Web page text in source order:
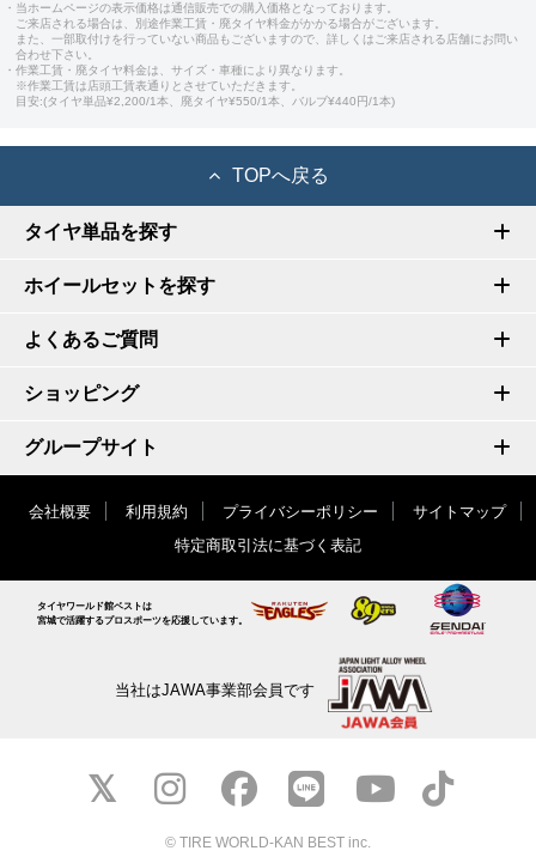
・当ホームページの表示価格は通信販売での購入価格となっております。
ご来店される場合は、別途作業工賃・廃タイヤ料金がかかる場合がございます。
また、一部取付けを行っていない商品もございますので、詳しくはご来店される店舗にお問い
合わせ下さい。
・作業工賃・廃タイヤ料金は、サイズ・車種により異なります。
※作業工賃は店頭工賃表通りとさせていただきます。
目安:(タイヤ単品¥2,200/1本、廃タイヤ¥550/1本、バルブ¥440円/1本)
TOPへ戻る
タイヤ単品を探す
ホイールセットを探す
よくあるご質問
ショッピング
グループサイト
会社概要 利用規約 プライバシーポリシー
サイトマップ
特定商取引法に基づく表記
タイヤワールド館ベストは
宮城で活躍するプロスポーツを応援しています。
当社はJAWA事業部会員です
© TIRE WORLD-KAN BEST inc.